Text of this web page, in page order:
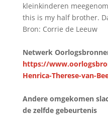
kleinkinderen
this is my half brother.
Bron: Corrie de Leeuw
Netwerk
https://
Henrica-Therese-van-
Andere omgekomen
de zelfde gebeurtenis